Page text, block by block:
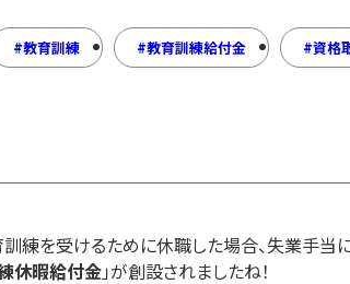
教育訓練 教育訓練給付金 資格
練を受けるために休職した場合、失業手当
休暇給付金」が創設されましたね！